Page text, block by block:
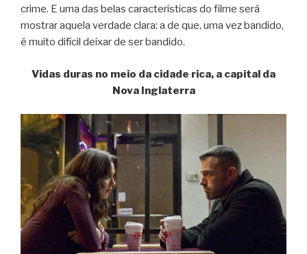
crime. E uma das belas características do filme será
mostrar aquela verdade clara: a de que, uma vez bandido,
é muito difícil deixar de ser bandido.
Vidas duras no meio da cidade rica, a capital da
Nova Inglaterra